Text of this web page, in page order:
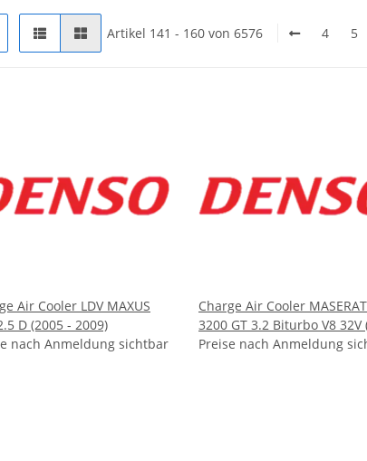
Artikel 141 - 160 von 6576 4 5
Air Cooler LDV MAXUS
D (2005 - 2009)
nach Anmeldung sichtbar
Charge Air Cooler
3200 GT 3.2 Biturbo V8 32V
- 2002)
Preise nach Anmeldung